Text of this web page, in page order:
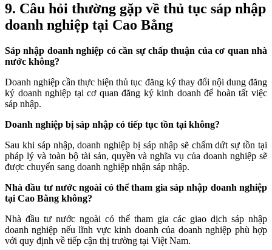
9. Câu hỏi thường gặp về thủ tục sáp nhập
doanh nghiệp tại Cao Bằng
Sáp nhập doanh nghiệp có cần sự chấp thuận của cơ quan nhà
nước không?
Doanh nghiệp cần thực hiện thủ tục đăng ký thay đổi nội dung đăng
ký doanh nghiệp tại cơ quan đăng ký kinh doanh để hoàn tất việc
sáp nhập.
Doanh nghiệp bị sáp nhập có tiếp tục tồn tại không?
Sau khi sáp nhập, doanh nghiệp bị sáp nhập sẽ chấm dứt sự tồn tại
pháp lý và toàn bộ tài sản, quyền và nghĩa vụ của doanh nghiệp sẽ
được chuyển sang doanh nghiệp nhận sáp nhập.
Nhà đầu tư nước ngoài có thể tham gia sáp nhập doanh nghiệp
tại Cao Bằng không?
Nhà đầu tư nước ngoài có thể tham gia các giao dịch sáp nhập
doanh nghiệp nếu lĩnh vực kinh doanh của doanh nghiệp phù hợp
với quy định về tiếp cận thị trường tại Việt Nam.